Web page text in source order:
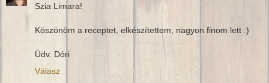
Szia Limara!
Köszönöm a receptet, elkészítettem, nagyon finom lett :)
Üdv. Dóri
Válasz